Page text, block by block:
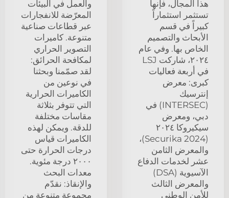
هذا المجال، فإنها
تستثمر استثماراً
كبيراً في قسم
الأبحاث والتصميم
الخاص بها. وفي عام
٢٠٢٤، شاركت LSJ
في أربعة فعاليات
كبرى: معرض
إنترسيك
(INTERSEC) في
دبي، ومعرض
سيكيروكا ٢٠٢٤
(Securika 2024)،
والمعرض الثامن
عشر لخدمات الدفاع
الآسيوية (DSA)
والمعرض الثالث
للأمن الوطني
والعمل في البيئات
المعرّضة للانفجارات
عبر قطاعات صناعية
متنوعة. كاميرات
التصوير الحراري
لمكافحة الحرائق:
لقد صمّمنا وبحثنا
في نوعين من
الكاميرات الحرارية
التي تتوفر بثلاثة
مقاسات مختلفة
للدقة. ويمكن لهذه
الكاميرات قياس
درجات الحرارة حتى
٢٠٠٠ درجة مئوية.
معدات البحث
والإنقاذ: نقدّم
مجموعة متنوعة من